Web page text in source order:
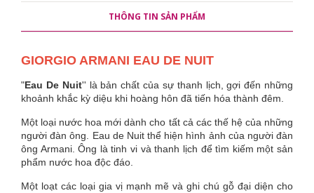
THÔNG TIN SẢN PHẨM
GIORGIO ARMANI EAU DE NUIT
"Eau De Nuit'' là bản chất của sự thanh lịch, gợi đến những
khoảnh khắc kỳ diệu khi hoàng hôn đã tiến hóa thành đêm.
Một loại nước hoa mới dành cho tất cả các thế hệ của những
người đàn ông. Eau de Nuit thể hiện hình ảnh của người đàn
ông Armani. Ông là tinh vi và thanh lịch để tìm kiếm một sản
phẩm nước hoa độc đáo.
Một loạt các loại gia vị mạnh mẽ và ghi chú gỗ đại diện cho